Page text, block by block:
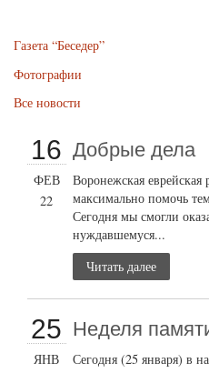
Газета “Беседер”
Фотографии
Все новости
16
ФЕВ
22
Добрые дела
Воронежская еврейская
максимально помочь
Сегодня мы смогли
нуждавшемуся...
Читать далее
25
ЯНВ
Неделя
Сегодня (25 января) в